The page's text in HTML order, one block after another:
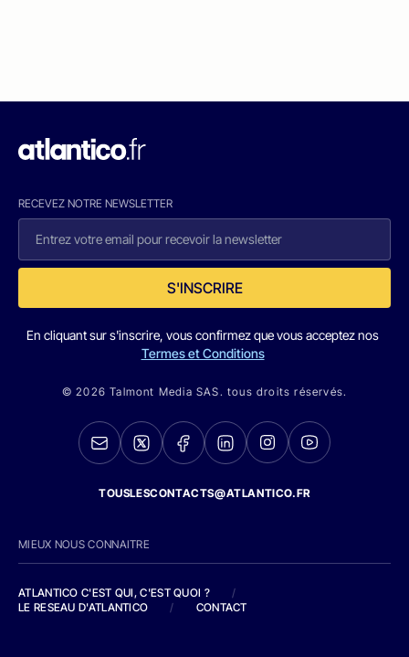
RECEVEZ NOTRE NEWSLETTER
S'INSCRIRE
En cliquant sur s'inscrire, vous confirmez que vous acceptez nos
Termes et Conditions
© 2026 Talmont Media SAS. tous droits réservés.
TOUSLESCONTACTS@ATLANTICO.FR
MIEUX NOUS CONNAITRE
ATLANTICO C'EST QUI, C'EST QUOI ?
/
LE RESEAU D'ATLANTICO
/ CONTACT